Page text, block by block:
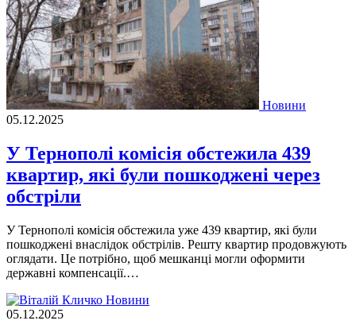
Новини
05.12.2025
У Тернополі комісія обстежила 439
квартир, які були пошкоджені через
обстріли
У Тернополі комісія обстежила уже 439 квартир, які були
пошкоджені внаслідок обстрілів. Решту квартир продовжують
оглядати. Це потрібно, щоб мешканці могли оформити
державні компенсації.…
Новини
05.12.2025